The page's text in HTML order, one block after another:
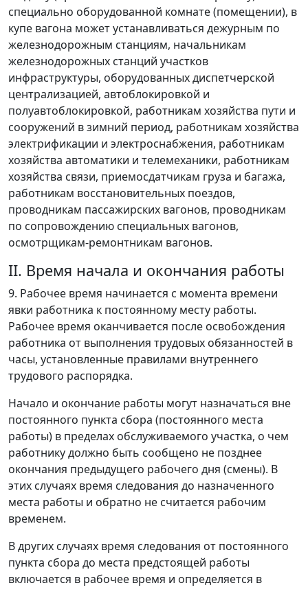
специально оборудованной комнате (помещении), в
купе вагона может устанавливаться дежурным по
железнодорожным станциям, начальникам
железнодорожных станций участков
инфраструктуры, оборудованных диспетчерской
централизацией, автоблокировкой и
полуавтоблокировкой, работникам хозяйства пути и
сооружений в зимний период, работникам хозяйства
электрификации и электроснабжения, работникам
хозяйства автоматики и телемеханики, работникам
хозяйства связи, приемосдатчикам груза и багажа,
работникам восстановительных поездов,
проводникам пассажирских вагонов, проводникам
по сопровождению специальных вагонов,
осмотрщикам-ремонтникам вагонов.
II. Время начала и окончания работы
9. Рабочее время начинается с момента времени
явки работника к постоянному месту работы.
Рабочее время оканчивается после освобождения
работника от выполнения трудовых обязанностей в
часы, установленные правилами внутреннего
трудового распорядка.
Начало и окончание работы могут назначаться вне
постоянного пункта сбора (постоянного места
работы) в пределах обслуживаемого участка, о чем
работнику должно быть сообщено не позднее
окончания предыдущего рабочего дня (смены). В
этих случаях время следования до назначенного
места работы и обратно не считается рабочим
временем.
В других случаях время следования от постоянного
пункта сбора до места предстоящей работы
включается в рабочее время и определяется в